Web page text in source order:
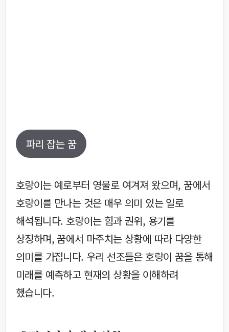
파리 잡는 꿈
호랑이는 예로부터 영물로 여겨져 왔으며, 꿈에서
호랑이를 만나는 것은 매우 의미 있는 일로
해석됩니다. 호랑이는 힘과 권위, 용기를
상징하며, 꿈에서 마주치는 상황에 따라 다양한
의미를 가집니다. 우리 선조들은 호랑이 꿈을 통해
미래를 예측하고 현재의 상황을 이해하려
했습니다.